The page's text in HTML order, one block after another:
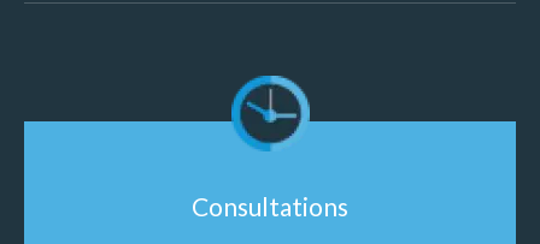
Consultations